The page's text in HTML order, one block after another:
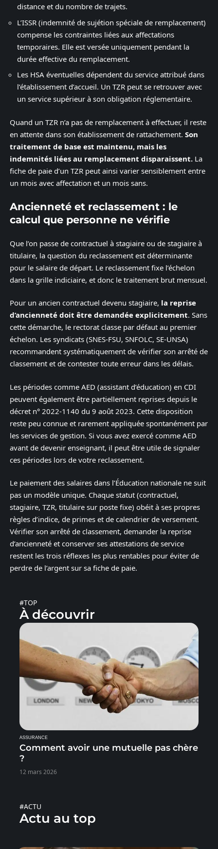
distance et du nombre de trajets.
L’ISSR (indemnité de sujétion spéciale de remplacement)
compense les contraintes liées aux affectations
temporaires. Elle est versée uniquement pendant la
durée effective du remplacement.
Les HSA éventuelles dépendent du service attribué dans
l’établissement d’accueil. Un TZR peut se retrouver avec
un service supérieur à son obligation réglementaire.
Quand un TZR n’a pas de remplacement à effectuer, il reste
en attente dans son établissement de rattachement. Son
traitement de base est maintenu, mais les
indemnités liées au remplacement disparaissent. La
fiche de paie d’un TZR peut ainsi varier sensiblement entre
un mois avec affectation et un mois sans.
Ancienneté et reclassement : le
calcul que personne ne vérifie
Que l’on passe de contractuel à stagiaire ou de stagiaire à
titulaire, la question du reclassement est déterminante
pour le salaire de départ. Le reclassement fixe l’échelon
dans la grille indiciaire, et donc le traitement brut mensuel.
Pour un ancien contractuel devenu stagiaire, la reprise
d’ancienneté doit être demandée explicitement. Sans
cette démarche, le rectorat classe par défaut au premier
échelon. Les syndicats (SNES-FSU, SNFOLC, SE-UNSA)
recommandent systématiquement de vérifier son arrêté de
classement et de contester toute erreur dans les délais.
Les périodes comme AED (assistant d’éducation) en CDI
peuvent également être partiellement reprises depuis le
décret n° 2022-1140 du 9 août 2023. Cette disposition
reste peu connue et rarement appliquée spontanément par
les services de gestion. Si vous avez exercé comme AED
avant de devenir enseignant, il peut être utile de signaler
ces périodes lors de votre reclassement.
Le paiement des salaires dans l’Éducation nationale ne suit
pas un modèle unique. Chaque statut (contractuel,
stagiaire, TZR, titulaire sur poste fixe) obéit à ses propres
règles d’indice, de primes et de calendrier de versement.
Vérifier son arrêté de classement, demander la reprise
d’ancienneté et conserver ses attestations de service
restent les trois réflexes les plus rentables pour éviter de
perdre de l’argent sur sa fiche de paie.
#TOP
À découvrir
ASSURANCE
Comment avoir une mutuelle pas chère
?
12 mars 2026
#ACTU
Actu au top